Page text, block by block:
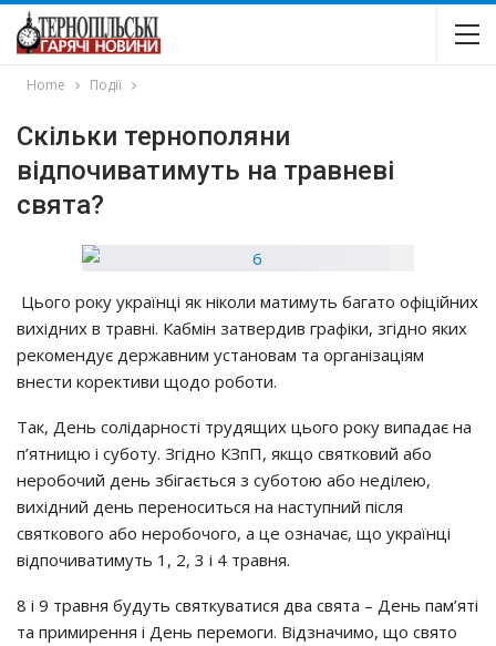
Home Події
Скільки тернополяни
відпочиватимуть на травневі
свята?
Цього року українці як ніколи матимуть багато офіційних
вихідних в травні. Кабмін затвердив графіки, згідно яких
рекомендує державним установам та організаціям
внести корективи щодо роботи.
Так, День солідарності трудящих цього року випадає на
п’ятницю і суботу. Згідно КЗпП, якщо святковий або
неробочий день збігається з суботою або неділею,
вихідний день переноситься на наступний після
святкового або неробочого, а це означає, що українці
відпочиватимуть 1, 2, 3 і 4 травня.
8 і 9 травня будуть святкуватися два свята – День пам’яті
та примирення і День перемоги. Відзначимо, що свято